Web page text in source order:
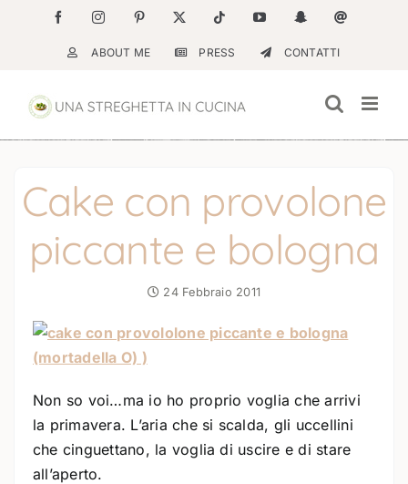
contenuto
FacebookInstagramPinterest Tiktok YouTubeSnapchatEmail
ABOUT ME PRESS CONTATTI
Cake con provolone
piccante e bologna
24 Febbraio 2011
Non so voi…ma io ho proprio voglia che arrivi
la primavera. L’aria che si scalda, gli uccellini
che cinguettano, la voglia di uscire e di stare
all’aperto.